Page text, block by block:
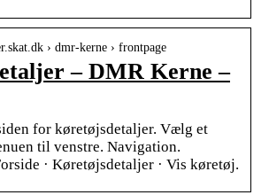
› dmr-kerne › frontpage
– DMR Kerne –
for køretøjsdetaljer. Vælg et
til venstre. Navigation.
· Køretøjsdetaljer · Vis køretøj.